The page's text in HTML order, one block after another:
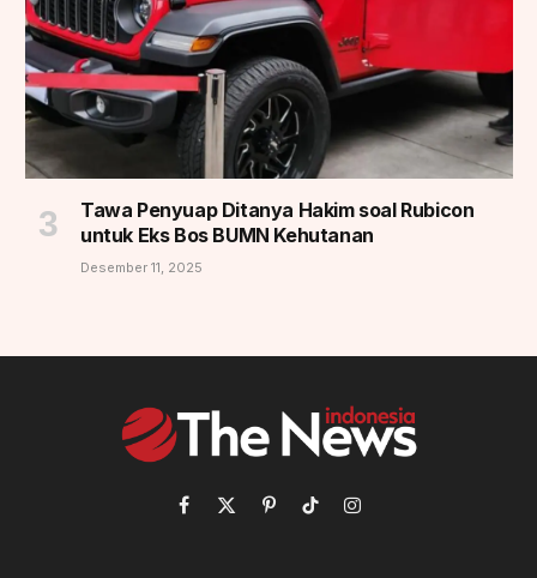
Tawa Penyuap Ditanya Hakim soal Rubicon
untuk Eks Bos BUMN Kehutanan
Desember 11, 2025
Facebook
X
PinterestTikTokInstagram